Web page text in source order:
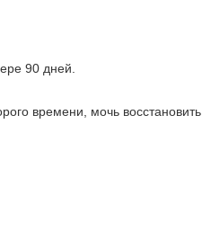
90 дней.
времени, мочь восстановить